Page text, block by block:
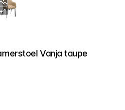
+1
Vanja taupe